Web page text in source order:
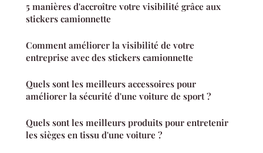
5 manières d'accroître votre visibilité grâce aux
stickers camionnette
Comment améliorer la visibilité de votre
entreprise avec des stickers camionnette
Quels sont les meilleurs accessoires pour
améliorer la sécurité d'une voiture de sport ?
Quels sont les meilleurs produits pour entretenir
les sièges en tissu d'une voiture ?